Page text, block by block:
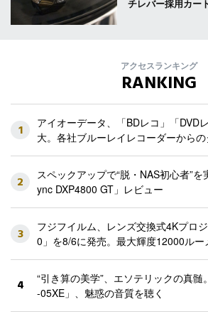
チレバー採用カー
アクセスランキング
RANKING
1
アイオーデータ、「BDレコ」「DVD
大。各社ブルーレイレコーダーから
2
スペックアップで“脱・NAS初心者”
ync DXP4800 GT」レビュー
3
フジフイルム、レンズ交換式4Kプロ
0」を8/6に発売。最大輝度12000ルー
4
“引き算の美学”、エソテリックの真
-05XE」、魅惑の音質を聴く